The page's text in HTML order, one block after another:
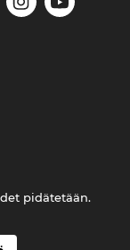
pidätetään.